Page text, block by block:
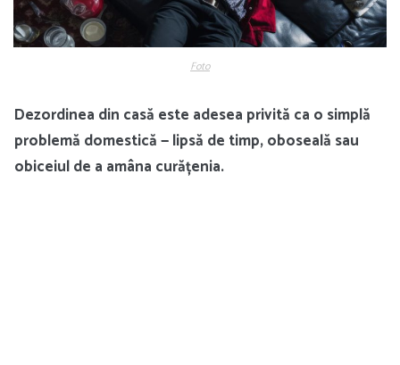
Foto
Dezordinea din casă este adesea privită ca o simplă
problemă domestică — lipsă de timp, oboseală sau
obiceiul de a amâna curățenia.